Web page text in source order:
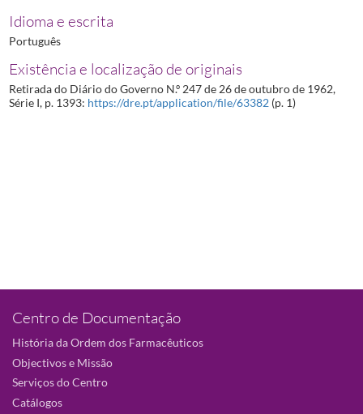
Idioma e escrita
Português
Existência e localização de originais
Retirada do Diário do Governo N.º 247 de 26 de outubro de 1962,
Série I, p. 1393: https://dre.pt/application/file/63382(p. 1)
Centro de Documentação
História da Ordem dos Farmacêuticos
Objectivos e Missão
Serviços do Centro
Catálogos